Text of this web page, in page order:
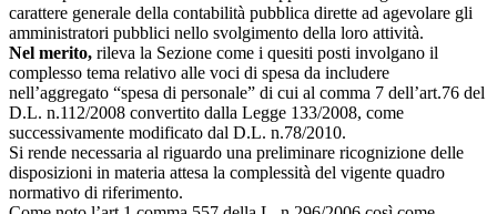
carattere generale della contabilità pubblica dirette ad agevolare gli
amministratori pubblici nello svolgimento della loro attività.
Nel merito, rileva la Sezione come i quesiti posti involgano il
complesso tema relativo alle voci di spesa da includere
nell’aggregato “spesa di personale” di cui al comma 7 dell’art.76 del
D.L. n.112/2008 convertito dalla Legge 133/2008, come
successivamente modificato dal D.L. n.78/2010.
Si rende necessaria al riguardo una preliminare ricognizione delle
disposizioni in materia attesa la complessità del vigente quadro
normativo di riferimento.